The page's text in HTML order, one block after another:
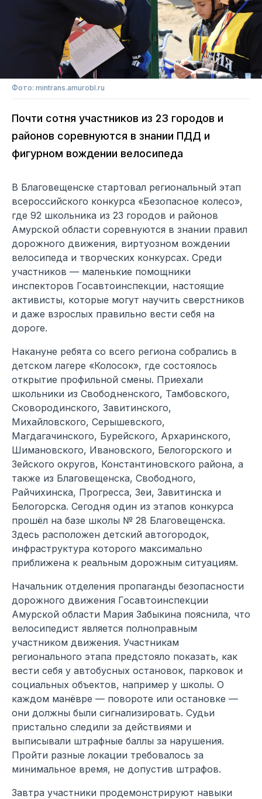
Фото: mintrans.amurobl.ru
Почти сотня участников из 23 городов и
районов соревнуются в знании ПДД и
фигурном вождении велосипеда
В Благовещенске стартовал региональный этап
всероссийского конкурса «Безопасное колесо»,
где 92 школьника из 23 городов и районов
Амурской области соревнуются в знании правил
дорожного движения, виртуозном вождении
велосипеда и творческих конкурсах. Среди
участников — маленькие помощники
инспекторов Госавтоинспекции, настоящие
активисты, которые могут научить сверстников
и даже взрослых правильно вести себя на
дороге.
Накануне ребята со всего региона собрались в
детском лагере «Колосок», где состоялось
открытие профильной смены. Приехали
школьники из Свободненского, Тамбовского,
Сковородинского, Завитинского,
Михайловского, Серышевского,
Магдагачинского, Бурейского, Архаринского,
Шимановского, Ивановского, Белогорского и
Зейского округов, Константиновского района, а
также из Благовещенска, Свободного,
Райчихинска, Прогресса, Зеи, Завитинска и
Белогорска. Сегодня один из этапов конкурса
прошёл на базе школы № 28 Благовещенска.
Здесь расположен детский автогородок,
инфраструктура которого максимально
приближена к реальным дорожным ситуациям.
Начальник отделения пропаганды безопасности
дорожного движения Госавтоинспекции
Амурской области Мария Забыкина пояснила, что
велосипедист является полноправным
участником движения. Участникам
регионального этапа предстояло показать, как
вести себя у автобусных остановок, парковок и
социальных объектов, например у школы. О
каждом манёвре — повороте или остановке —
они должны были сигнализировать. Судьи
пристально следили за действиями и
выписывали штрафные баллы за нарушения.
Пройти разные локации требовалось за
минимальное время, не допустив штрафов.
Завтра участники продемонстрируют навыки